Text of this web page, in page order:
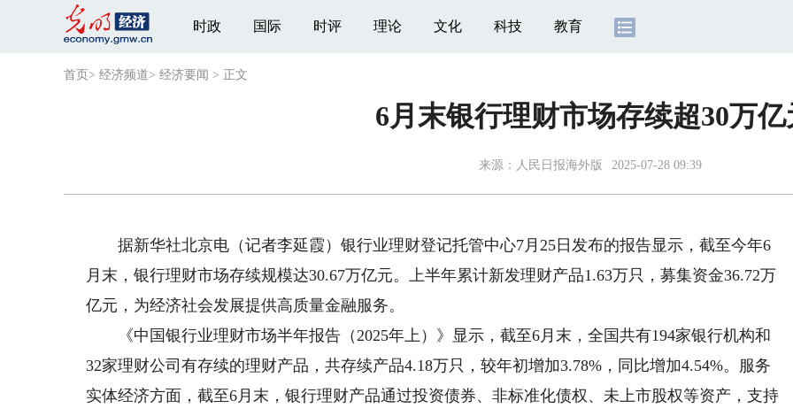
时政 国际 时评 理论 文化 科技 教育
首页 > 经济频道> 经济要闻 > 正文
6月末银行理财市场存续超30万亿
来源： 人民日报海外版 2025-07-28 09:39
据新华社北京电（记者李延霞）银行业理财登记托管中心7月25日发布的报告显示，截至今年6
月末，银行理财市场存续规模达30.67万亿元。上半年累计新发理财产品1.63万只，募集资金36.72万
亿元，为经济社会发展提供高质量金融服务。
《中国银行业理财市场半年报告（2025年上）》显示，截至6月末，全国共有194家银行机构和
32家理财公司有存续的理财产品，共存续产品4.18万只，较年初增加3.78%，同比增加4.54%。服务
实体经济方面，截至6月末，银行理财产品通过投资债券、非标准化债权、未上市股权等资产，支持